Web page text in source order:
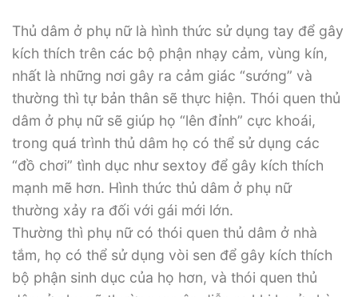
Thủ dâm ở phụ nữ là hình thức sử dụng tay để gây
kích thích trên các bộ phận nhạy cảm, vùng kín,
nhất là những nơi gây ra cảm giác “sướng” và
thường thì tự bản thân sẽ thực hiện. Thói quen thủ
dâm ở phụ nữ sẽ giúp họ “lên đỉnh” cực khoái,
trong quá trình thủ dâm họ có thể sử dụng các
“đồ chơi” tình dục như sextoy để gây kích thích
mạnh mẽ hơn. Hình thức thủ dâm ở phụ nữ
thường xảy ra đối với gái mới lớn.
Thường thì phụ nữ có thói quen thủ dâm ở nhà
tắm, họ có thể sử dụng vòi sen để gây kích thích
bộ phận sinh dục của họ hơn, và thói quen thủ